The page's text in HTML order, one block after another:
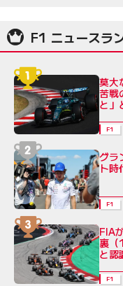
F1 ニュースラ
莫大
苦戦
と」
F1
グラ
ト
F1
FIA
裏（
と認
F1